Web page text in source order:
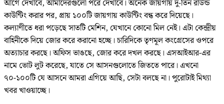
আগে দেখাবে, আমাদেরগুলো পরে দেখাবে। অনেক জায়গায় দু-তিন রাউন্ড
কাউন্টিং করার পর, প্রায় ১০০টি জায়গায় কাউন্টিং বন্ধ করে দিয়েছে।
কল্যাণীতে ধরা পড়েছে সাতটি মেশিন, যেখানে কোনো মিল নেই। এটা কেন্দ্রীয়
বাহিনীকে দিয়ে জোর করে করানো হচ্ছে। চারিদিকে তৃণমূল কংগ্রেসের ওপরে
অত্যাচার করছে। অফিস ভাঙছে, জোর করে দখল করছে। এসআইআর-এর
নামে ভোট লুট করেছে, যাতে সে আসনগুলোতে জিততে পারে। এখনো
৭০-১০০টি যে আসনে আমরা এগিয়ে আছি, সেটা বলছে না। পুরোটাই মিথ্যা
খবর খাওয়াচ্ছে।